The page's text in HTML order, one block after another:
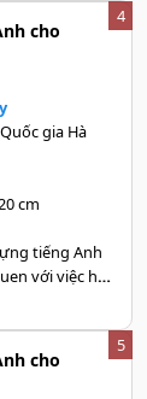
cho
gia Hà
cm
tiếng Anh
với việc học
hoạ về các
hoang dã,
giao thông...
4
cho
5